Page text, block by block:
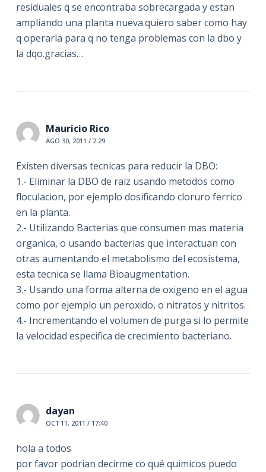
residuales q se encontraba sobrecargada y estan
ampliando una planta nueva.quiero saber como hay
q operarla para q no tenga problemas con la dbo y
la dqo.gracias…
Mauricio Rico
AGO 30, 2011 / 2:29
Existen diversas tecnicas para reducir la DBO:
1.- Eliminar la DBO de raiz usando metodos como
floculacion, por ejemplo dosificando cloruro ferrico
en la planta.
2.- Utilizando Bacterias que consumen mas materia
organica, o usando bacterias que interactuan con
otras aumentando el metabolismo del ecosistema,
esta tecnica se llama Bioaugmentation.
3.- Usando una forma alterna de oxigeno en el agua
como por ejemplo un peroxido, o nitratos y nitritos.
4.- Incrementando el volumen de purga si lo permite
la velocidad especifica de crecimiento bacteriano.
dayan
OCT 11, 2011 / 17:40
hola a todos
por favor podrian decirme co qué quimicos puedo